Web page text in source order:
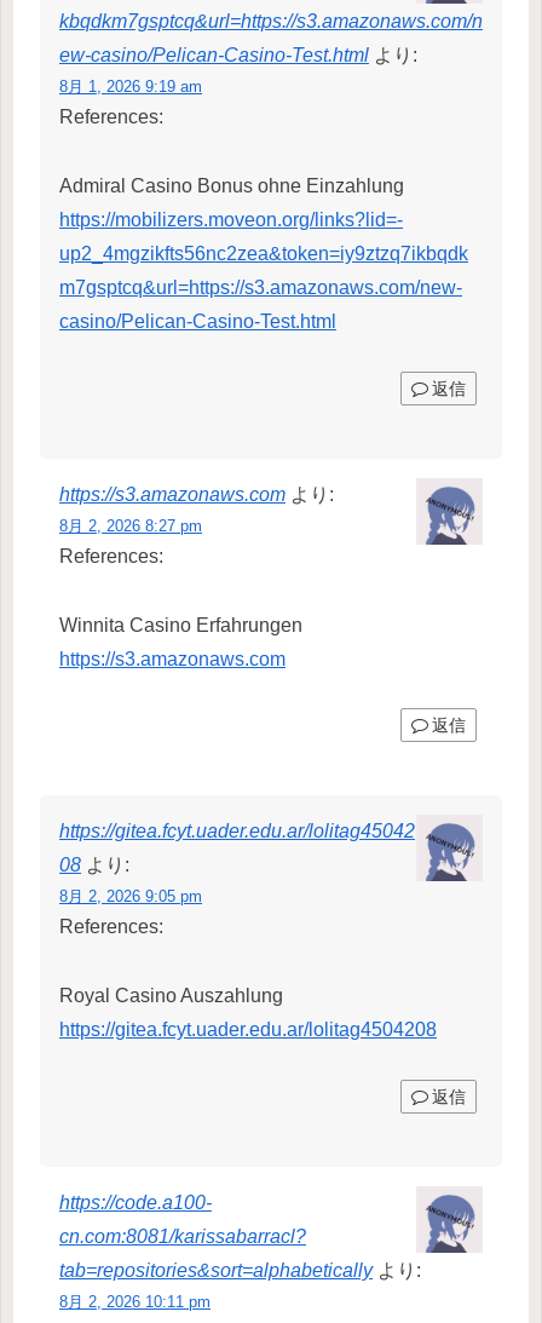
kbqdkm7gsptcq&url=https://s3.amazonaws.com/n
ew-casino/Pelican-Casino-Test.html より:
8月 1, 2026 9:19 am
References:
Admiral Casino Bonus ohne Einzahlung
https://mobilizers.moveon.org/links?lid=-
up2_4mgzikfts56nc2zea&token=iy9ztzq7ikbqdk
m7gsptcq&url=https://s3.amazonaws.com/new-
casino/Pelican-Casino-Test.html
返信
https://s3.amazonaws.com より:
8月 2, 2026 8:27 pm
References:
Winnita Casino Erfahrungen
https://s3.amazonaws.com
返信
https://gitea.fcyt.uader.edu.ar/lolitag45042
08 より:
8月 2, 2026 9:05 pm
References:
Royal Casino Auszahlung
https://gitea.fcyt.uader.edu.ar/lolitag4504208
返信
https://code.a100-
cn.com:8081/karissabarracl?
tab=repositories&sort=alphabetically より:
8月 2, 2026 10:11 pm